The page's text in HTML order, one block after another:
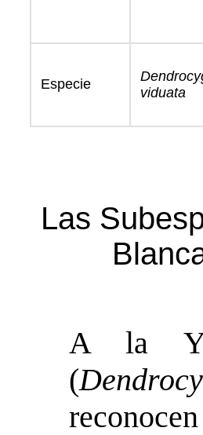
Especie
viduata
Las
A la
(